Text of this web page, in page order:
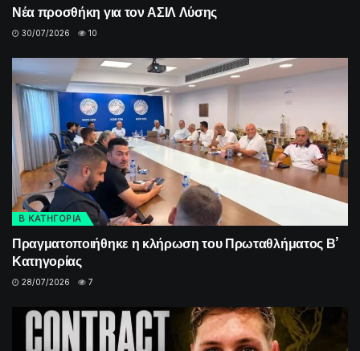
Νέα προσθήκη για τον ΑΣΙΛ Λύσης
30/07/2026 10
Β ΚΑΤΗΓΟΡΙΑ
Πραγματοποιήθηκε η κλήρωση του Πρωταθλήματος Β’
Κατηγορίας
28/07/2026 7